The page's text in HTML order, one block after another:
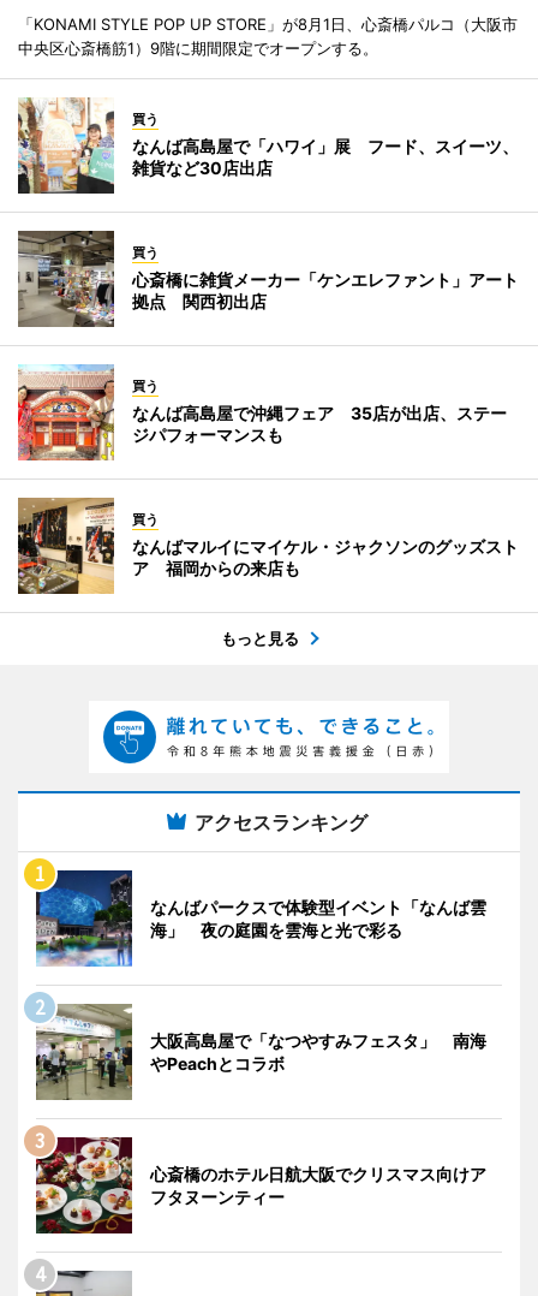
「KONAMI STYLE POP UP STORE」が8月1日、心斎橋パルコ（大阪市
中央区心斎橋筋1）9階に期間限定でオープンする。
買う
なんば高島屋で「ハワイ」展 フード、スイーツ、
雑貨など30店出店
買う
心斎橋に雑貨メーカー「ケンエレファント」アート
拠点 関西初出店
買う
なんば高島屋で沖縄フェア 35店が出店、ステー
ジパフォーマンスも
買う
なんばマルイにマイケル・ジャクソンのグッズスト
ア 福岡からの来店も
もっと見る
アクセスランキング
なんばパークスで体験型イベント「なんば雲
海」 夜の庭園を雲海と光で彩る
大阪高島屋で「なつやすみフェスタ」 南海
やPeachとコラボ
心斎橋のホテル日航大阪でクリスマス向けア
フタヌーンティー